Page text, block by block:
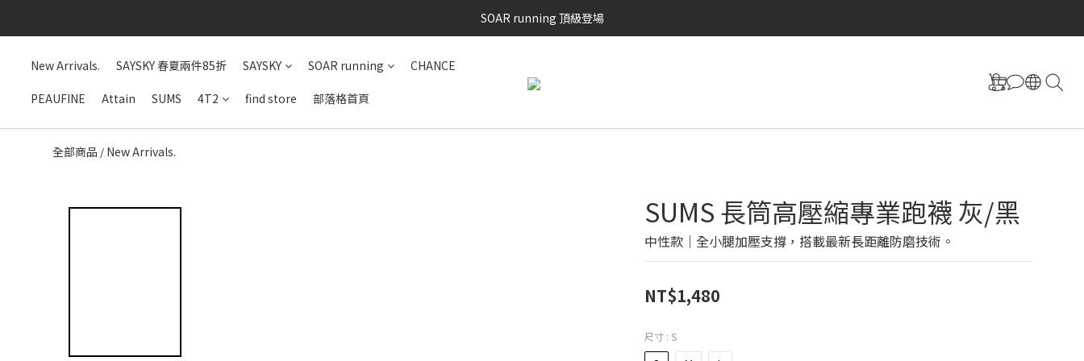
SAYSKY 26'春夏兩件85折
SOAR running 頂級登場
SAYSKY 26'春夏兩件85折
New Arrivals. SAYSKY 春夏兩件85折 SAYSKY SOAR running CHANCE
PEAUFINE Attain SUMS 4T2 find store 部落格首頁
全部商品 / New Arrivals.
SUMS 長筒高壓縮專業跑襪 灰/黑
中性款｜全小腿加壓支撐，搭載最新長距離防磨技術。
NT$1,480
尺寸 : S